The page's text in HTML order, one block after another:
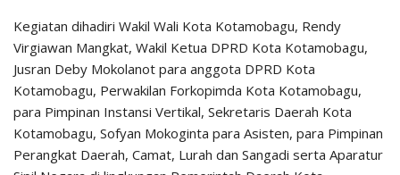
Kegiatan dihadiri Wakil Wali Kota Kotamobagu, Rendy
Virgiawan Mangkat, Wakil Ketua DPRD Kota Kotamobagu,
Jusran Deby Mokolanot para anggota DPRD Kota
Kotamobagu, Perwakilan Forkopimda Kota Kotamobagu,
para Pimpinan Instansi Vertikal, Sekretaris Daerah Kota
Kotamobagu, Sofyan Mokoginta para Asisten, para Pimpinan
Perangkat Daerah, Camat, Lurah dan Sangadi serta Aparatur